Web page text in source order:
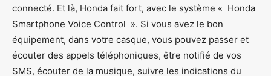
connecté. Et là, Honda fait fort, avec le système « Honda
Smartphone Voice Control ». Si vous avez le bon
équipement, dans votre casque, vous pouvez passer et
écouter des appels téléphoniques, être notifié de vos
SMS, écouter de la musique, suivre les indications du